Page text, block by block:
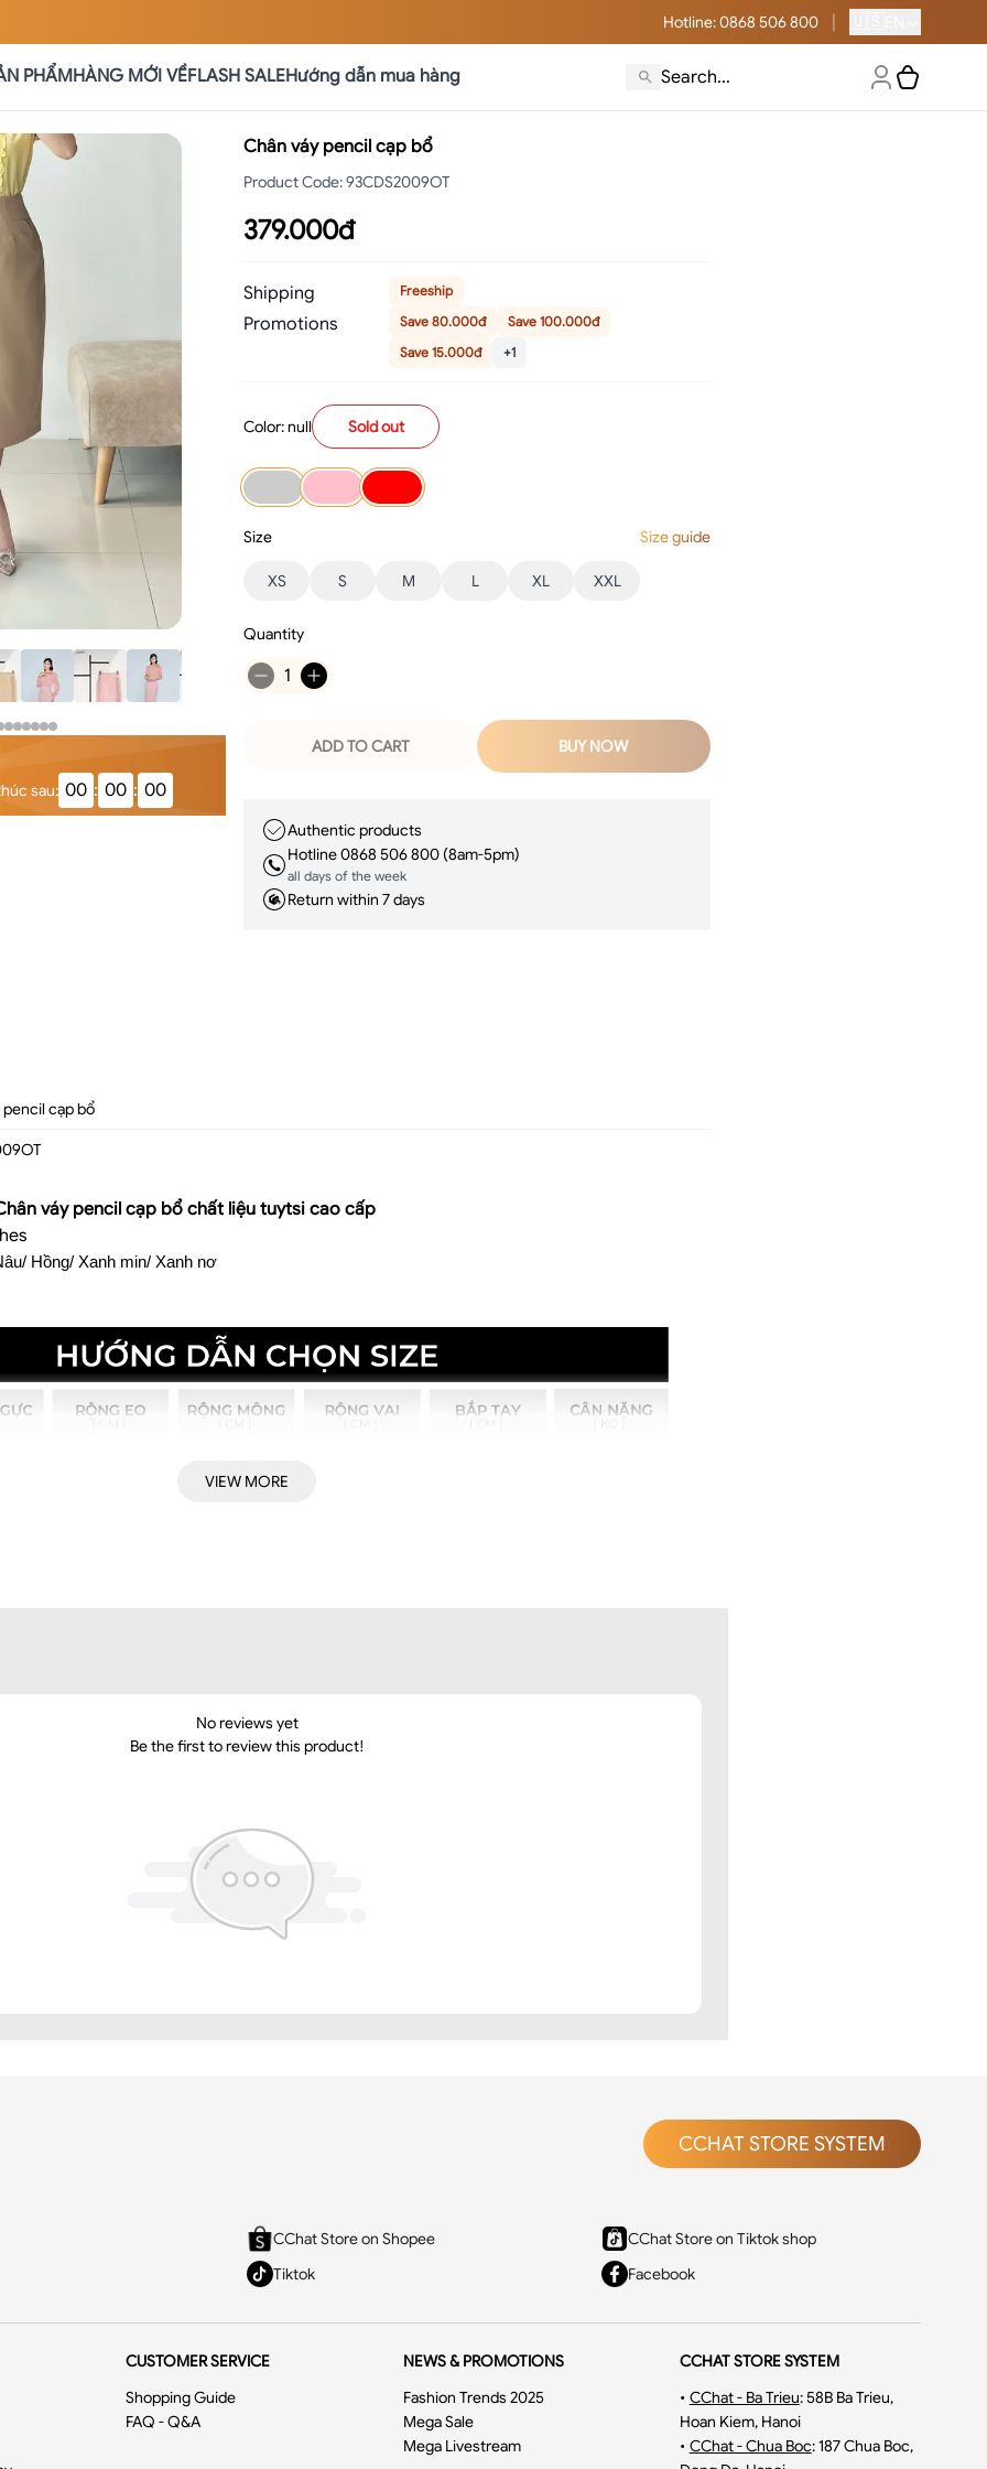
Hotline: 0868 506 800
PHẨMHÀNG MỚI VỀFLASH SALEHướng dẫn mua hàng
sau: 00 : 00 : 00
Chân váy pencil cạp bổ
Product Code:93CDS2009OT
379.000đ
Shipping Freeship
Promotions Save 80.000đ
Save 100.000đ
Save 15.000đ
+1
Color: null Sold out
Size Size guide
XS S M L XL XXL
Quantity
1
ADD TO CART BUY NOW
Authentic products
Hotline 0868 506 800 (8am-5pm)
all days of the week
Return within 7 days
pencil cạp bổ
váy pencil cạp bổchất liệu tuytsi cao cấp
Hồng/ Xanh min/ Xanh nơ
chất liệu tuytsi cao cấp
được yêu thích bởi khả năng tôn dáng cực đỉnh.
VIEW MORE
No reviews yet
Be the first to review this product!
CCHAT STORE SYSTEM
CChat Store on Shopee
CChat Store on Tiktok shop
Tiktok
Facebook
CUSTOMER SERVICE
Shopping Guide
FAQ - Q&A
NEWS & PROMOTIONS
Fashion Trends 2025
Mega Sale
Mega Livestream
CCHAT STORE SYSTEM
• CChat - Ba Trieu:58B Ba Trieu,
Hoan Kiem, Hanoi
• CChat - Chua Boc:187 Chua Boc,